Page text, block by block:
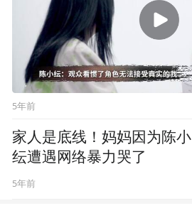
5年前
家人是底线！妈妈因为陈小
纭遭遇网络暴力哭了
5年前